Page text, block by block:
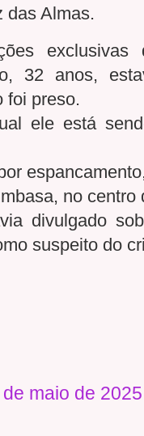
das Almas.
32 anos,
foi preso.
ele está
no centro
divulgado
suspeito do
de maio de